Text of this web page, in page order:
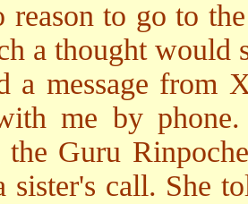
reason to go to
a thought would
a message from
me by
the Guru
sister's call. She